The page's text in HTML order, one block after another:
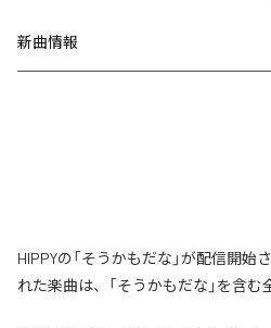
新曲情報
HIPPYの「そうかもだな」が配信開
れた楽曲は、「そうかもだな」を含む